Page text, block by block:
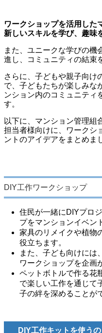
ワークショップを活用した
新しいスキルを学び、趣味
また、ユニークな学びの機
進し、コミュニティの結束
さらに、子どもや親子向け
で、子どもたちが楽しみな
ンション内のコミュニティ
す。
以下に、マンション管理組
担当者様向けに、ワークシ
ントのアイデアをまとめま
DIY工作ワークショップ
住民が一緒にDIYプロ
プをマンションイベン
家具のリメイクや植物
役立ちます。
また、子ども向けには
ワークショップを企画
ペットボトルで作る花
で楽しい工作を通じて
子の絆を深めることが
DIY工作キットを使うの